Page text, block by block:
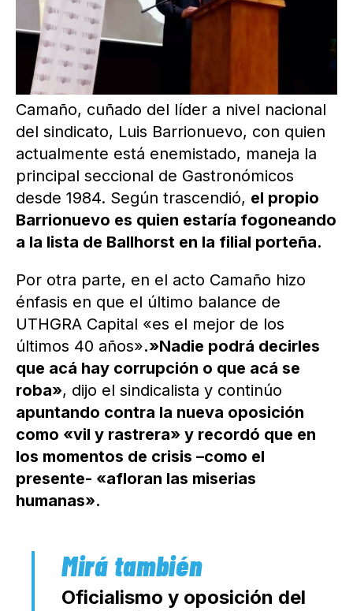
Camaño, cuñado del líder a nivel nacional
del sindicato, Luis Barrionuevo, con quien
actualmente está enemistado, maneja la
principal seccional de Gastronómicos
desde 1984. Según trascendió, el propio
Barrionuevo es quien estaría fogoneando
a la lista de Ballhorst en la filial porteña.
Por otra parte, en el acto Camaño hizo
énfasis en que el último balance de
UTHGRA Capital «es el mejor de los
últimos 40 años».»Nadie podrá decirles
que acá hay corrupción o que acá se
roba», dijo el sindicalista y continúo
apuntando contra la nueva oposición
como «vil y rastrera» y recordó que en
los momentos de crisis –como el
presente- «afloran las miserias
humanas».
Oficialismo y oposición del